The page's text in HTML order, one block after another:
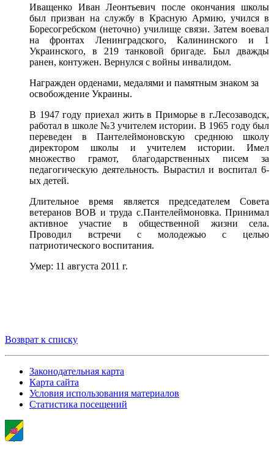
Иващенко Иван Леонтьевич после окончания школы
был призван на службу в Красную Армию, учился в
Боресогребском (неточно) училище связи. Затем воевал
на фронтах Ленинградского, Калининского и 1
Украинского, в 219 танковой бригаде. Был дважды
ранен, контужен. Вернулся с войны инвалидом.
Награжден орденами, медалями и памятным знаком за
освобождение Украины.
В 1947 году приехал жить в Приморье в г.Лесозаводск,
работал в школе №3 учителем истории. В 1965 году был
переведен в Пантелеймоновскую среднюю школу
директором школы и учителем истории. Имел
множество грамот, благодарственных писем за
педагогическую деятельность. Вырастил и воспитал 6-
ых детей.
Длительное время является председателем Совета
ветеранов ВОВ и труда с.Пантелеймоновка. Принимал
активное участие в общественной жизни села.
Проводил встречи с молодежью с целью
патриотического воспитания.
Умер: 11 августа 2011 г.
Возврат к списку
Законодательная карта
Карта сайта
Условия использования материалов
Статистика посещений